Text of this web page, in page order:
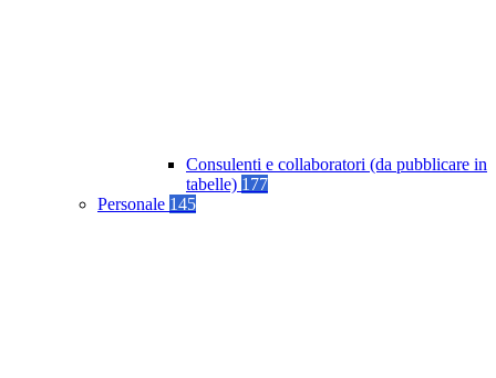
Consulenti e collaboratori (da pubblicare in
tabelle) 177
Personale 145